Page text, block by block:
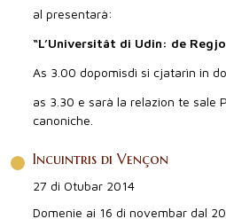
al presentarà:
“L’Universitât di Udin: de
As 3.00 dopomisdì si cjatarìn in
as 3.30 e sarà la relazion te sale
canoniche.
Incuintris di Vençon
27 di Otubar 2014
Domenie ai 16 di novembar dal